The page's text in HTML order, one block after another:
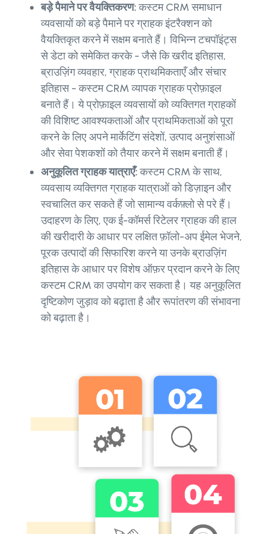
बड़े पैमाने पर वैयक्तिकरण:कस्टम CRM समाधान
व्यवसायों को बड़े पैमाने पर ग्राहक इंटरैक्शन को
वैयक्तिकृत करने में सक्षम बनाते हैं। विभिन्न टचपॉइंट्स
से डेटा को समेकित करके - जैसे कि खरीद इतिहास,
ब्राउज़िंग व्यवहार, ग्राहक प्राथमिकताएँ और संचार
इतिहास - कस्टम CRM व्यापक ग्राहक प्रोफ़ाइल
बनाते हैं। ये प्रोफ़ाइल व्यवसायों को व्यक्तिगत ग्राहकों
की विशिष्ट आवश्यकताओं और प्राथमिकताओं को पूरा
करने के लिए अपने मार्केटिंग संदेशों, उत्पाद अनुशंसाओं
और सेवा पेशकशों को तैयार करने में सक्षम बनाती हैं।
अनुकूलित ग्राहक यात्राएँ:कस्टम CRM के साथ,
व्यवसाय व्यक्तिगत ग्राहक यात्राओं को डिज़ाइन और
स्वचालित कर सकते हैं जो सामान्य वर्कफ़्लो से परे हैं।
उदाहरण के लिए, एक ई-कॉमर्स रिटेलर ग्राहक की हाल
की खरीदारी के आधार पर लक्षित फ़ॉलो-अप ईमेल भेजने,
पूरक उत्पादों की सिफारिश करने या उनके ब्राउज़िंग
इतिहास के आधार पर विशेष ऑफ़र प्रदान करने के लिए
कस्टम CRM का उपयोग कर सकता है। यह अनुकूलित
दृष्टिकोण जुड़ाव को बढ़ाता है और रूपांतरण की संभावना
को बढ़ाता है।